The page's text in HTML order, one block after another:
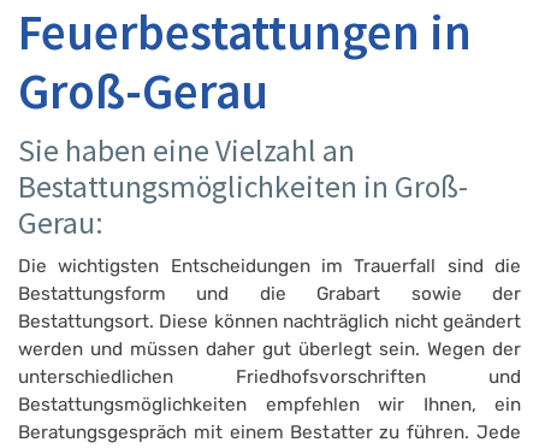
Feuerbestattungen in
Groß-Gerau
Sie haben eine Vielzahl an
Bestattungsmöglichkeiten in Groß-
Gerau:
Die wichtigsten Entscheidungen im Trauerfall sind die
Bestattungsform und die Grabart sowie der
Bestattungsort. Diese können nachträglich nicht geändert
werden und müssen daher gut überlegt sein. Wegen der
unterschiedlichen Friedhofsvorschriften und
Bestattungsmöglichkeiten empfehlen wir Ihnen, ein
Beratungsgespräch mit einem Bestatter zu führen. Jede